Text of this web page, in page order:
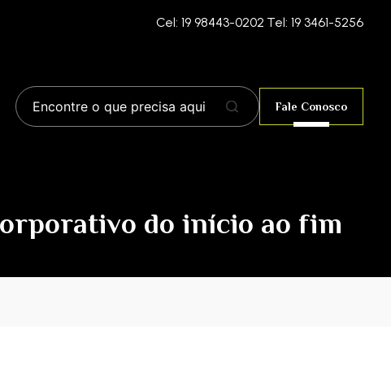
Cel: 19 98443-0202 Tel: 19 3461-5256
Fale Conosco
do início ao fim